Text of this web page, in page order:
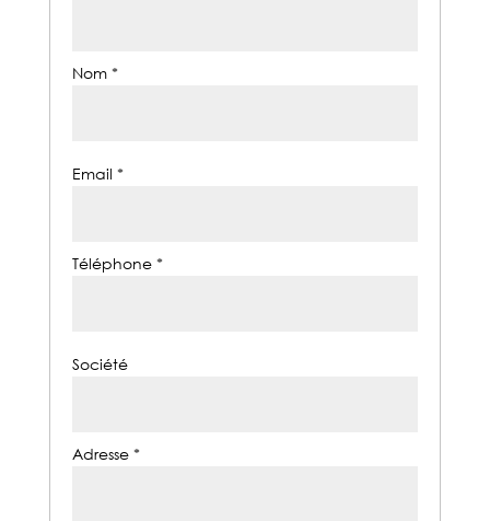
Nom *
Email *
Téléphone *
Société
Adresse *